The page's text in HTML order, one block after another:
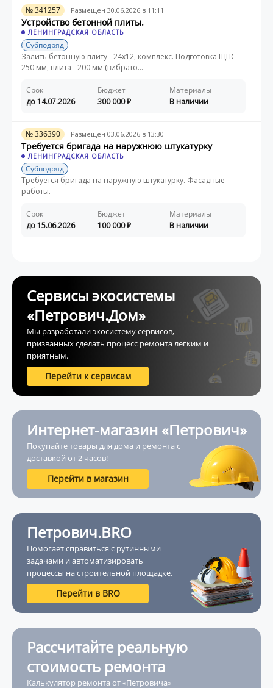
№ 341257 Размещен 30.06.2026 в 11:11
Устройство бетонной плиты.
ЛЕНИНГРАДСКАЯ ОБЛАСТЬ
Субподряд
Залить бетонную плиту - 24х12, комплекс. Подготовка ЩПС -
250 мм, плита - 200 мм (вибрато...
Срок
до 14.07.2026
Бюджет
300 000
Материалы
В наличии
№ 336390 Размещен 03.06.2026 в 13:30
Требуется бригада на наружнюю штукатурку
ЛЕНИНГРАДСКАЯ ОБЛАСТЬ
Субподряд
Требуется бригада на наружную штукатурку. Фасадные
работы.
Срок
до 15.06.2026
Бюджет
100 000
Материалы
В наличии
Сервисы экосистемы
«Петрович.Дом»
Мы разработали экосистему сервисов,
призванных сделать процесс ремонта легким и
приятным.
Перейти к сервисам
Интернет-магазин «Петрович»
Покупайте товары для дома и ремонта с
доставкой от 2 часов!
Перейти в магазин
Петрович.BRO
Помогает справиться с рутинными
задачами и автоматизировать
процессы на строительной площадке.
Перейти в BRO
Рассчитайте реальную
стоимость ремонта
Калькулятор ремонта от «Петровича»